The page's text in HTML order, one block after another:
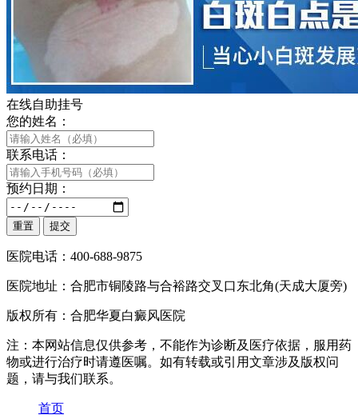
在线自助挂号
您的姓名：
联系电话：
预约日期：
医院电话：400-688-9875
医院地址：合肥市铜陵路与合裕路交叉口东北角(天成大厦旁)
版权所有：合肥华夏白癜风医院
注：本网站信息仅供参考，不能作为诊断及医疗依据，服用药
物或进行治疗时请遵医嘱。如有转载或引用文章涉及版权问
题，请与我们联系。
首页